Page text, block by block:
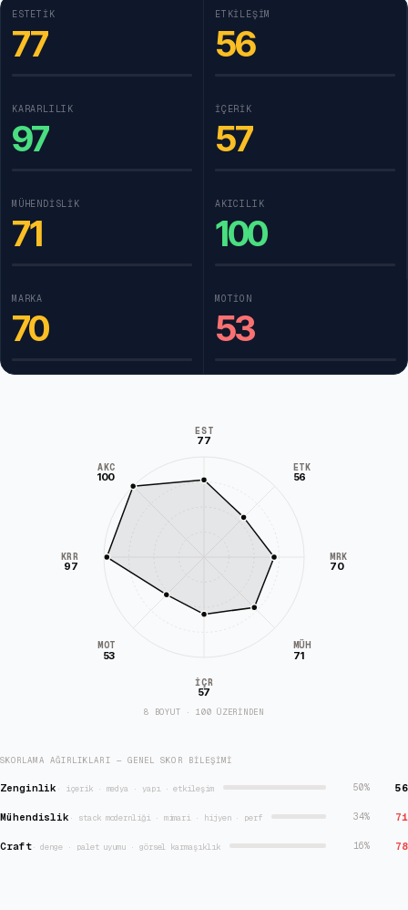
ESTETIK
77
ETKILEŞIM
56
KARARLILIK
97
İÇERIK
57
MÜHENDISLIK
71
AKICILIK
100
MARKA
70
MOTION
53
EST
77
ETK
56
MRK
70
MÜH
71
İÇR
57
MOT
53
KRR
97
AKC
100
8 BOYUT · 100 ÜZERİNDEN
SKORLAMA AĞIRLIKLARI — GENEL SKOR BILEŞIMI
Zenginlik · içerik · medya · yapı · etkileşim 50% 56
Mühendislik · stack modernliği · mimari · hijyen · perf 34% 71
Craft·denge · palet uyumu · görsel karmaşıklık 16% 78